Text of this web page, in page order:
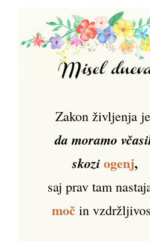
Zakon življenja
da moramo
skozi ogenj,
saj prav tam
močin